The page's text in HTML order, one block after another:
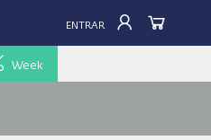
ENTRAR
Week